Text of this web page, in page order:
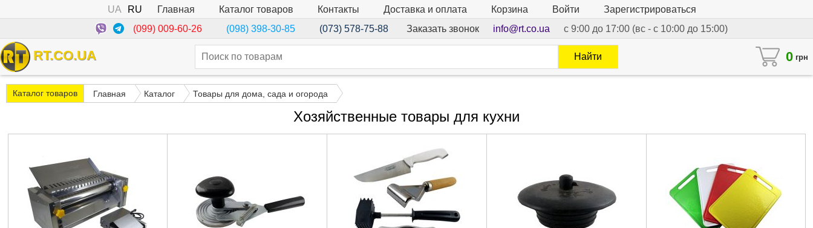
UA RU Главная Каталог товаров Контакты Доставка и оплата Корзина Войти
Зарегистрироваться
(099) 009-60-26
(098) 398-30-85 (073) 578-75-88 Заказать звонок info@rt.co.ua с 9:00 до 17:00 (вс - с 10:00 до 15:00)
RT.CO.UA 0 грн
Найти
Каталог товаров Главная Каталог Товары для дома, сада и огорода
Хозяйственные товары для кухни